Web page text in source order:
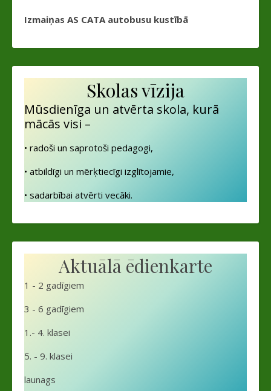
Izmaiņas AS CATA autobusu kustībā
Skolas vīzija
Mūsdienīga un atvērta skola, kurā
mācās visi –
• radoši un saprotoši pedagogi,
• atbildīgi un mērķtiecīgi izglītojamie,
• sadarbībai atvērti vecāki.
Aktuālā ēdienkarte
1 - 2 gadīgiem
3 - 6 gadīgiem
1.- 4. klasei
5. - 9. klasei
launags